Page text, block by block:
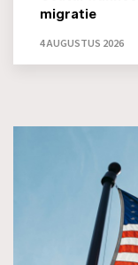
migratie
4 AUGUSTUS 2026